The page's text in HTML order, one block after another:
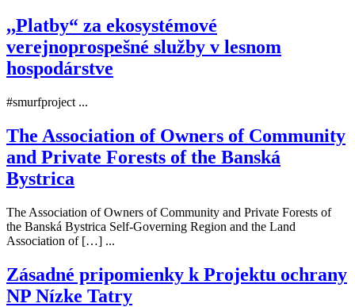
,,Platby“ za ekosystémové
verejnoprospešné služby v lesnom
hospodárstve
#smurfproject ...
The Association of Owners of Community
and Private Forests of the Banská
Bystrica
The Association of Owners of Community and Private Forests of
the Banská Bystrica Self-Governing Region and the Land
Association of […] ...
Zásadné pripomienky k Projektu ochrany
NP Nízke Tatry